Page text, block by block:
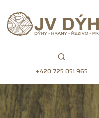
+420 725 051 965